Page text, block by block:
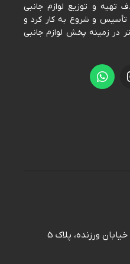
تهيه و توزيع لوازم جانبی
كامپيوتر و موبايل در سال ١٣٨٢ تأسيس و شروع به كار كرد و
در زمينه پخش لوازم جانبی
تهران، خیابان بهار شمالی خيابان ورزنده، پلاک 5